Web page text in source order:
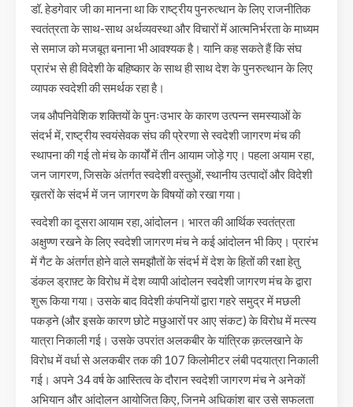
डॉ. हेडगेवार जी का मानना था कि राष्ट्रीय पुनरुत्थान के लिए राजनीतिक
स्वतंत्रता के साथ-साथ अर्थव्यवस्था और विचारों में आत्मनिर्भरता के माध्यम
से समाज को मजबूत बनाना भी आवश्यक है। यानि कह सकते हैं कि संघ
प्रारंभ से ही विदेशी के बहिष्कार के साथ ही साथ देश के पुनरुत्थान के लिए
व्यापक स्वदेशी की समर्थक रहा है।
जब औपनिवेशिक शक्तियों के पुनःउभार के कारण उत्पन्न समस्याओं के
संदर्भ में, राष्ट्रीय स्वयंसेवक संघ की प्रेरणा से स्वदेशी जागरण मंच की
स्थापना की गई तो मंच के कार्यों में तीन आयाम जोड़े गए। पहला अयाम रहा,
जन जागरण, जिसके अंतर्गत स्वदेशी वस्तुओं, स्थानीय उत्पादों और विदेशी
ख़तरों के संदर्भ में जन जागरण के विषयों को रखा गया।
स्वदेशी का दूसरा आयाम रहा, आंदोलन। भारत की आर्थिक स्वतंत्रता
अक्षुण्ण रखने के लिए स्वदेशी जागरण मंच ने कई आंदोलन भी किए। प्रारंभ
में गैट के अंतर्गत होने वाले समझौतों के संदर्भ में देश के हितों की रक्षा हेतु
डंकल ड्राफ़्ट के विरोध में देश व्यापी आंदोलन स्वदेशी जागरण मंच के द्वारा
शुरू किया गया। उसके बाद विदेशी कंपनियों द्वारा गहरे समुद्र में मछली
पकड़ने (और इसके कारण छोटे मछुआरों पर आए संकट) के विरोध में मत्स्य
यात्रा निकाली गई। उसके उपरांत अलकबीर के यांत्रिक क़त्लखाने के
विरोध में वर्धा से अलकबीर तक की 107 किलोमीटर लंबी पदयात्रा निकाली
गई। अपने 34 वर्ष के आस्तित्व के दौरान स्वदेशी जागरण मंच ने अनेकों
अभियान और आंदोलन आयोजित किए, जिनमे अधिकांश बार उसे सफलता